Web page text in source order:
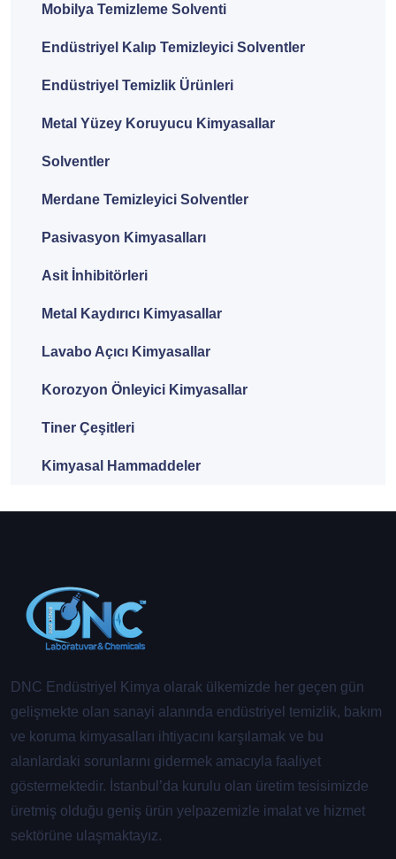
Mobilya Temizleme Solventi
Endüstriyel Kalıp Temizleyici Solventler
Endüstriyel Temizlik Ürünleri
Metal Yüzey Koruyucu Kimyasallar
Solventler
Merdane Temizleyici Solventler
Pasivasyon Kimyasalları
Asit İnhibitörleri
Metal Kaydırıcı Kimyasallar
Lavabo Açıcı Kimyasallar
Korozyon Önleyici Kimyasallar
Tiner Çeşitleri
Kimyasal Hammaddeler
DNC Endüstriyel Kimya olarak ülkemizde her geçen gün
gelişmekte olan sanayi alanında endüstriyel temizlik, bakım
ve koruma kimyasalları ihtiyacını karşılamak ve bu
alanlardaki sorunlarını gidermek amacıyla faaliyet
göstermektedir. İstanbul’da kurulu olan üretim tesisimizde
üretmiş olduğu geniş ürün yelpazemizle imalat ve hizmet
sektörüne ulaşmaktayız.